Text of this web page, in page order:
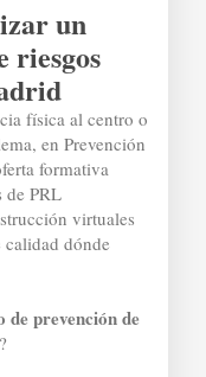
un
riesgos
física al centro o
en Prevención
formativa
de PRL
virtuales
dónde
de prevención de
?